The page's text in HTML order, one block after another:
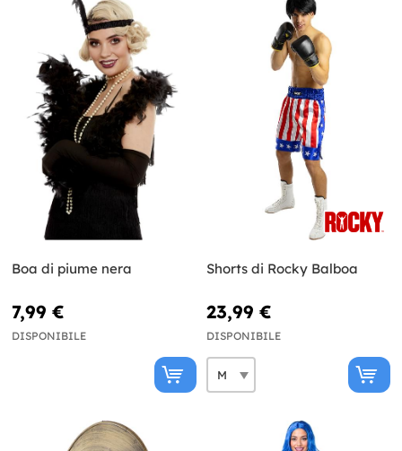
Boa di piume nera
7,99 €
DISPONIBILE
Shorts di Rocky Balboa
23,99 €
DISPONIBILE